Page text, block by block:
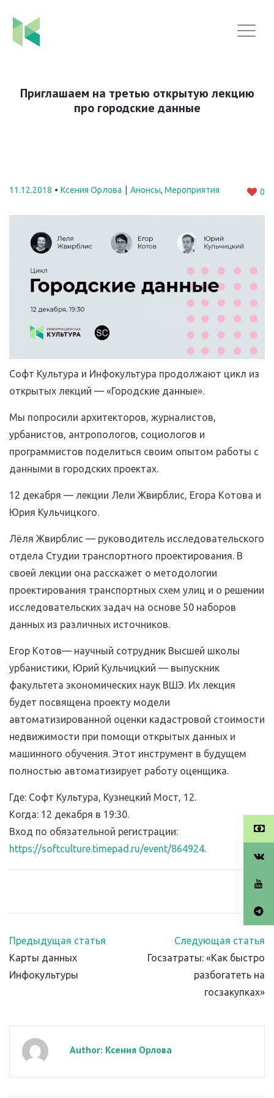
Приглашаем на третью открытую лекцию
про городские данные
11.12.2018 Ксения Орлова Анонсы, Мероприятия 0
Софт Культура и Инфокультура продолжают цикл из
открытых лекций — «Городские данные».
Мы попросили архитекторов, журналистов,
урбанистов, антропологов, социологов и
программистов поделиться своим опытом работы с
данными в городских проектах.
12 декабря — лекции Лели Жвирблис, Егора Котова и
Юрия Кульчицкого.
Лёля Жвирблис — руководитель исследовательского
отдела Студии транспортного проектирования. В
своей лекции она расскажет о методологии
проектирования транспортных схем улиц и о решении
исследовательских задач на основе 50 наборов
данных из различных источников.
Егор Котов— научный сотрудник Высшей школы
урбанистики, Юрий Кульчицкий — выпускник
факультета экономических наук ВШЭ. Их лекция
будет посвящена проекту модели
автоматизированной оценки кадастровой стоимости
недвижимости при помощи открытых данных и
машинного обучения. Этот инструмент в будущем
полностью автоматизирует работу оценщика.
Где: Софт Культура, Кузнецкий Мост, 12.
Когда: 12 декабря в 19:30.
Вход по обязательной регистрации:
https://softculture.timepad.ru/event/864924.
Предыдущая статья
Карты данных
Инфокультуры
Следующая статья
Госзатраты: «Как быстро
разбогатеть на
госзакупках»
Author: Ксения Орлова